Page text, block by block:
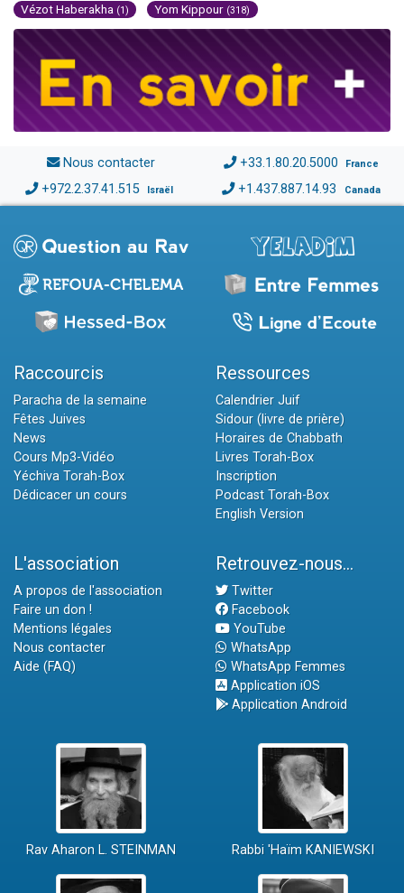
Vézot Haberakha (1) Yom Kippour (318)
Nous contacter +33.1.80.20.5000 France
+972.2.37.41.515 Israël +1.437.887.14.93 Canada
Raccourcis
Paracha de la semaine
Fêtes Juives
News
Cours Mp3-Vidéo
Yéchiva Torah-Box
Dédicacer un cours
Ressources
Calendrier Juif
Sidour (livre de prière)
Horaires de Chabbath
Livres Torah-Box
Inscription
Podcast Torah-Box
English Version
L'association
A propos de l'association
Faire un don !
Mentions légales
Nous contacter
Aide (FAQ)
Retrouvez-nous...
Twitter
Facebook
YouTube
WhatsApp
WhatsApp Femmes
Application iOS
Application Android
Rav Aharon L. STEINMAN Rabbi 'Haïm KANIEWSKI